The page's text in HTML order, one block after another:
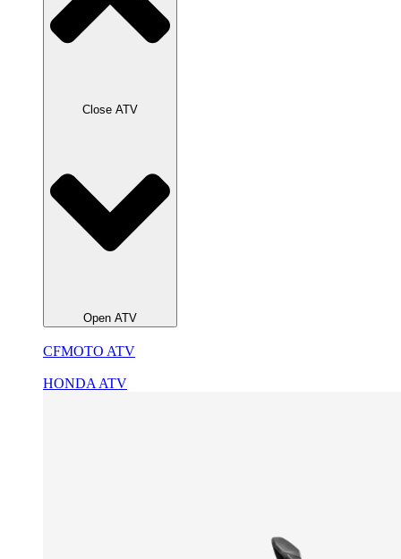
Close ATV
Open ATV
CFMOTO ATV
HONDA ATV